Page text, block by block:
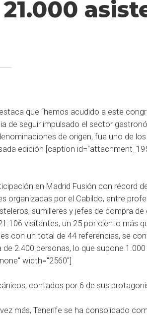
que “hemos acudido a este
de seguir impulsado el sector
de origen, fue uno de
edición [caption
en Madrid Fusión con récord
organizadas por el Cabildo, entre
sumilleres y jefes de compra
visitantes, un 25 por ciento más
con un total de 44 referencias, se
2.400 personas, lo que supone
width="2560"]
contados por 6 de sus
más, Tenerife se ha consolidado